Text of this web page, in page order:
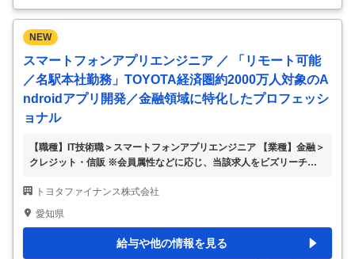
上記販売店および提携企業の獲得チ…
NEW
スマートフォンアプリエンジニア ／ 「リモート可能
／名駅本社勤務」TOYOTA経済圏約2000万人対象のA
ndroidアプリ開発／金融領域に特化したプロフェッシ
ョナル
【職種】IT技術職＞スマートフォンアプリエンジニア 【業種】金融＞
クレジット・信販 ※会員属性などに応じ、当該求人をビズリーチ上で
は、世界35以上の国・地域でトップクラスの完成車グループにて、国
内における金融サービスを担っております。 主に、自動車販売に関
車メーカー系金融会社という立場から、グループの持つ技術やネット
ワークを活用し、 既存の金融機関とは一線を画した先進的な事業モ
トヨタファイナンス株式会社
愛知県
給与や他の情報を見る